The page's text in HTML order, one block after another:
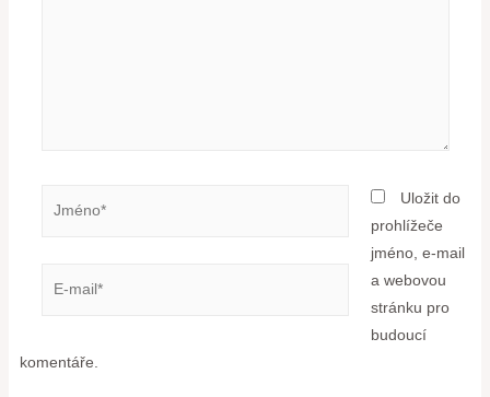
Uložit do
prohlížeče
jméno, e-mail
a webovou
stránku pro
budoucí
komentáře.